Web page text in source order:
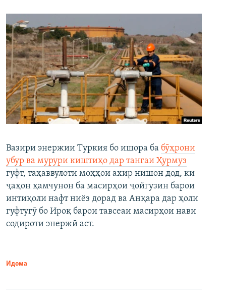
Вазири энержии Туркия бо ишора ба бӯҳрони
убур ва мурури киштиҳо дар тангаи Ҳурмуз
гуфт, таҳаввулоти моҳҳои ахир нишон дод, ки
ҷаҳон ҳамчунон ба масирҳои ҷойгузин барои
интиқоли нафт ниёз дорад ва Анқара дар ҳоли
гуфтугӯ бо Ироқ барои тавсеаи масирҳои нави
содироти энержӣ аст.
Идома